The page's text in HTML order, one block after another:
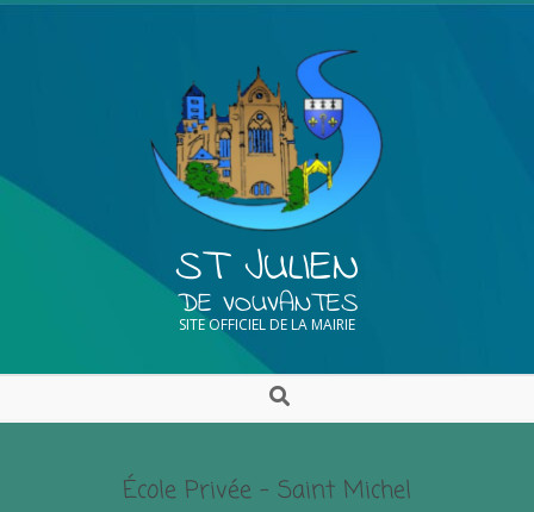
ST JULIEN
DE VOUVANTES
SITE OFFICIEL DE LA MAIRIE
École Privée – Saint Michel